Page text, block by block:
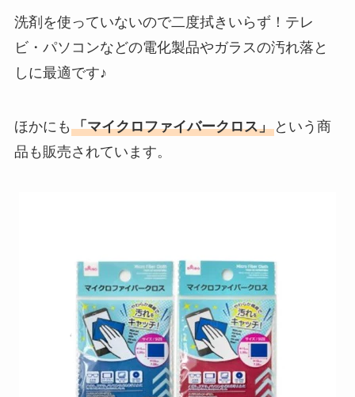
洗剤を使っていないので二度拭きいらず！テレ
ビ・パソコンなどの電化製品やガラスの汚れ落と
しに最適です♪
ほかにも 「マイクロファイバークロス」という商
品も販売されています。